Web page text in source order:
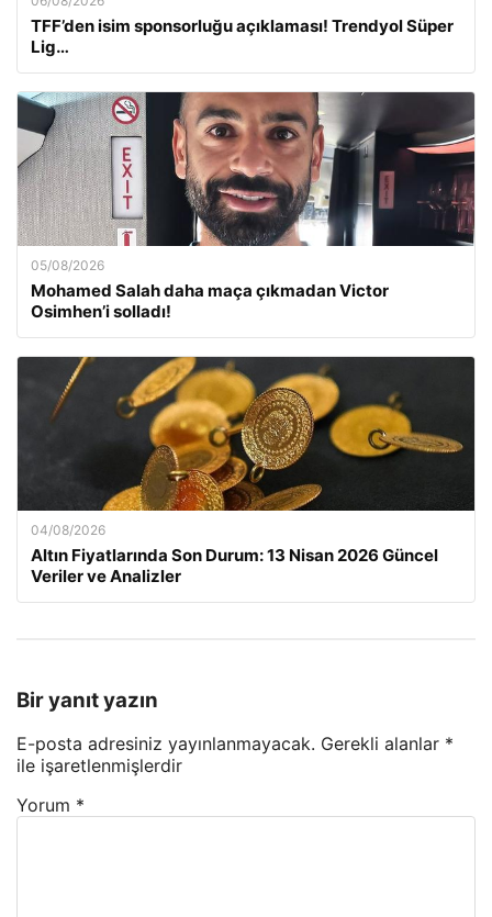
TFF’den isim sponsorluğu açıklaması! Trendyol Süper
Lig…
05/08/2026
Mohamed Salah daha maça çıkmadan Victor
Osimhen’i solladı!
04/08/2026
Altın Fiyatlarında Son Durum: 13 Nisan 2026 Güncel
Veriler ve Analizler
Bir yanıt yazın
E-posta adresiniz yayınlanmayacak. Gerekli alanlar *
ile işaretlenmişlerdir
Yorum *